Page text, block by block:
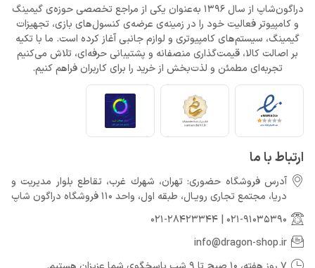
دراگون‌شاپ از سال 1396 به‌عنوان یکی از مراجع تخصصی حوزه‌ی گیمینگ
و کامپیوتر فعالیت خود را در زمینه‌ی عرضه‌ی کنسول‌های بازی، تجهیزات
گیمینگ، سیستم‌های کامپیوتری و لوازم جانبی آغاز کرده است. ما با تکیه
بر اصالت کالا، قیمت‌گذاری منصفانه و پشتیبانی حرفه‌ای، تلاش می‌کنیم
تجربه‌ای مطمئن و لذت‌بخش از خرید را برای کاربران فراهم کنیم.
ارتباط با ما
آدرس فروشگاه حضوری: تهران، شهرك غرب، تقاطع بلوار مدیریت و
دريا، مجتمع تجارى رويـال، طبقه اول، واحد 110 فروشگاه دراگون شاپ
021-91035390
021-28423344
info@dragon-shop.ir